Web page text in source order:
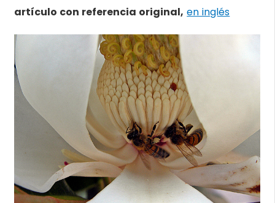
artículo con referencia original, en inglés